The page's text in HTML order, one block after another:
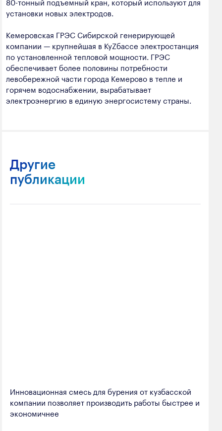
установки новых электродов.
Кемеровская ГРЭС Сибирской генерирующей
компании — крупнейшая в КуZбассе электростанция
по установленной тепловой мощности. ГРЭС
обеспечивает более половины потребности
левобережной части города Кемерово в тепле и
горячем водоснабжении, вырабатывает
электроэнергию в единую энергосистему страны.
Другие
публикации
Инновационная смесь для бурения от кузбасской
компании позволяет производить работы быстрее и
экономичнее